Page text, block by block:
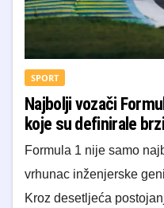
SPORT
Najbolji vozači
koje su definirale
Formula 1 nije samo
vrhunac inženjerske
Kroz desetljeća